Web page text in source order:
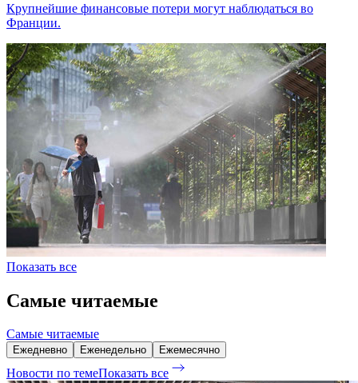
Крупнейшие финансовые потери могут наблюдаться во
Франции.
Показать все
Самые читаемые
Самые читаемые
Ежедневно Еженедельно Ежемесячно
Новости по темеПоказать все